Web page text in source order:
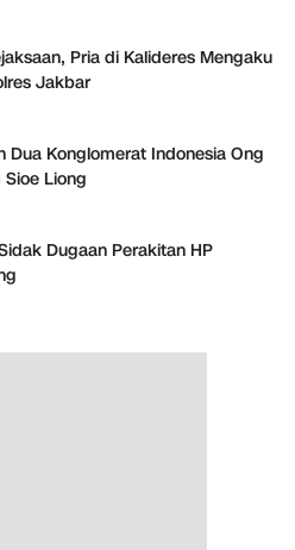
Pria di Kalideres Mengaku
Jakbar
Dua Konglomerat Indonesia Ong
Liong
Dugaan Perakitan HP